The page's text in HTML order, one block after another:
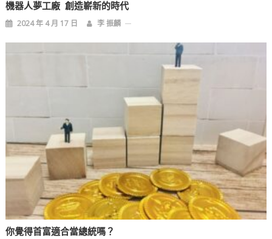
機器人夢工廠 創造嶄新的時代
2024 年 4 月 17 日 李 振麟
你覺得首富適合當總統嗎？